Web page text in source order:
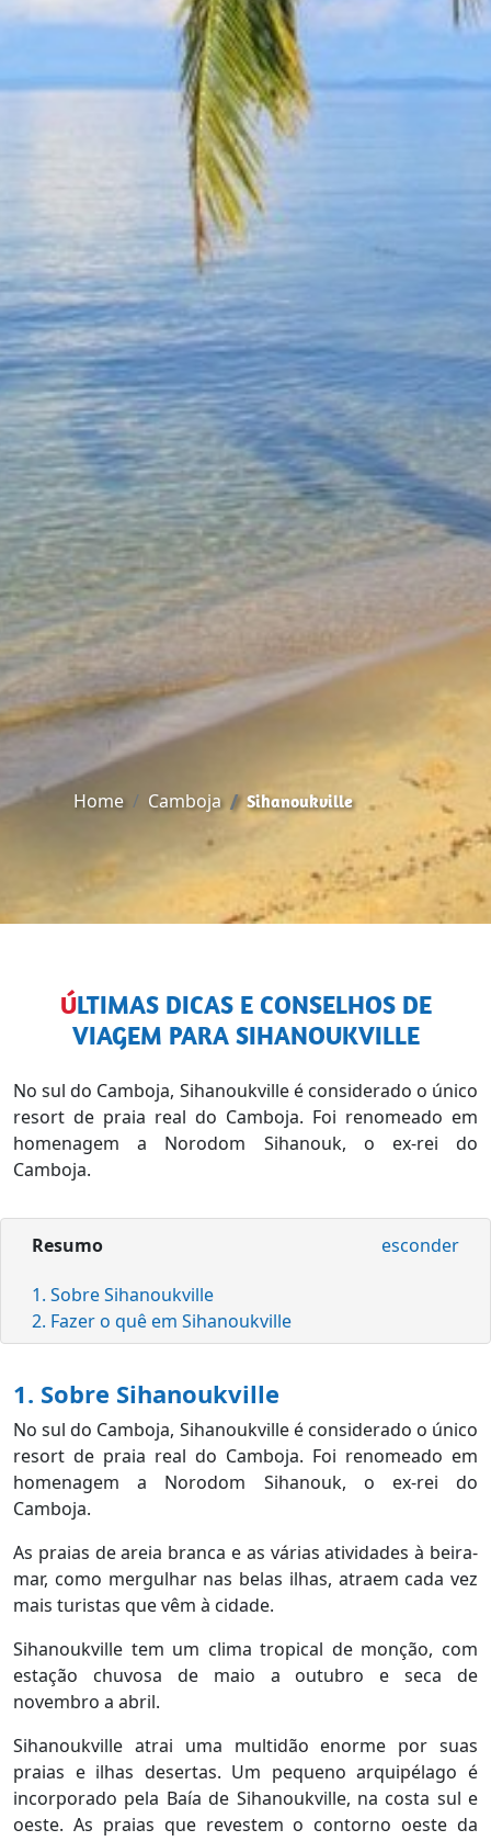
Home Camboja Sihanoukville
ÚLTIMAS DICAS E CONSELHOS DE
VIAGEM PARA SIHANOUKVILLE
No sul do Camboja, Sihanoukville é considerado o único
resort de praia real do Camboja. Foi renomeado em
homenagem a Norodom Sihanouk, o ex-rei do
Camboja.
Resumo esconder
1. Sobre Sihanoukville
2. Fazer o quê em Sihanoukville
1. Sobre Sihanoukville
No sul do Camboja, Sihanoukville é considerado o único
resort de praia real do Camboja. Foi renomeado em
homenagem a Norodom Sihanouk, o ex-rei do
Camboja.
As praias de areia branca e as várias atividades à beira-
mar, como mergulhar nas belas ilhas, atraem cada vez
mais turistas que vêm à cidade.
Sihanoukville tem um clima tropical de monção, com
estação chuvosa de maio a outubro e seca de
novembro a abril.
Sihanoukville atrai uma multidão enorme por suas
praias e ilhas desertas. Um pequeno arquipélago é
incorporado pela Baía de Sihanoukville, na costa sul e
oeste. As praias que revestem o contorno oeste da